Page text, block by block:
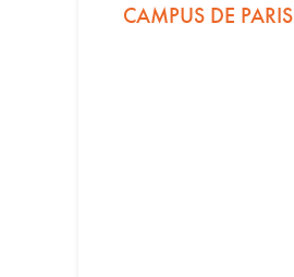
CAMPUS DE PARIS